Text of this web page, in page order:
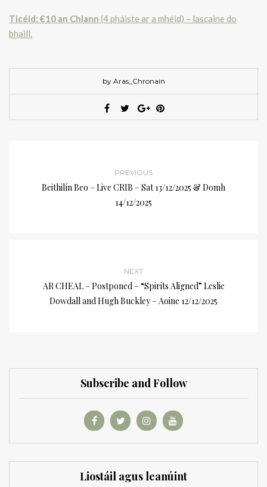
Ticéid: €10 an Chlann (4 pháiste ar a mhéid) – lascaine do
bhaill.
by Aras_Chronain
PREVIOUS
Beithilín Beo – Live CRIB – Sat 13/12/2025 & Domh
14/12/2025
NEXT
AR CHEAL – Postponed – “Spirits Aligned” Leslie
Dowdall and Hugh Buckley – Aoine 12/12/2025
Subscribe and Follow
Liostáil agus leanúint